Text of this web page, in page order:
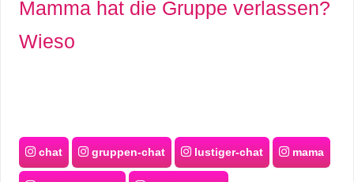
Mamma hat die Gruppe verlassen?
Wieso
chat gruppen-chat lustiger-chat mama